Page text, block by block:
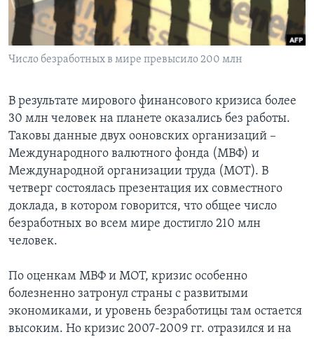
Learning English
СОЦИАЛЬНЫЕ СЕТИ
Число безработных в мире превысило 200 млн
В результате мирового финансового кризиса более
30 млн человек на планете оказались без работы.
Таковы данные двух ооновских организаций –
Международного валютного фонда (МВФ) и
Международной организации труда (МОТ). В
четверг состоялась презентация их совместного
доклада, в котором говорится, что общее число
безработных во всем мире достигло 210 млн
человек.
По оценкам МВФ и МОТ, кризис особенно
болезненно затронул страны с развитыми
экономиками, и уровень безработицы там остается
высоким. Но кризис 2007-2009 гг. отразился и на